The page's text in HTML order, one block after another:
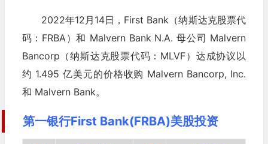
2022年12月14日，First Bank（纳斯达克股票代
码：FRBA）和 Malvern Bank N.A. 母公司 Malvern
Bancorp（纳斯达克股票代码：MLVF）达成协议以
约 1.495 亿美元的价格收购 Malvern Bancorp, Inc.
和 Malvern Bank。
第一银行First Bank(FRBA)美股投资